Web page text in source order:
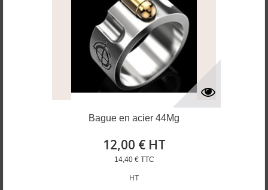
Bague en acier 44Mg
12,00 € HT
14,40 € TTC
HT